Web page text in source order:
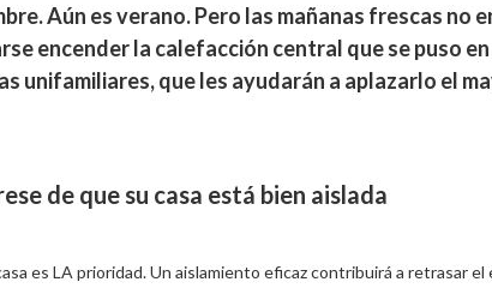
Aún es verano. Pero las mañanas frescas
encender la calefacción central que se puso
unifamiliares, que les ayudarán a aplazarlo el
de que su casa está bien aislada
es LA prioridad. Un aislamiento eficaz contribuirá a retrasar